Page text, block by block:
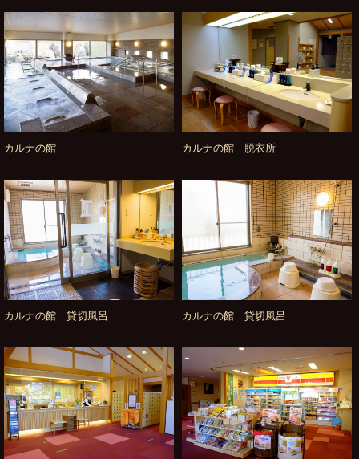
カルナの館 カルナの館 脱衣所
カルナの館 貸切風呂 カルナの館 貸切風呂